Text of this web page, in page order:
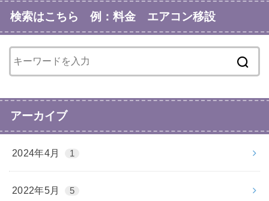
検索はこちら 例：料金 エアコン移設
アーカイブ
2024年4月 1
2022年5月 5